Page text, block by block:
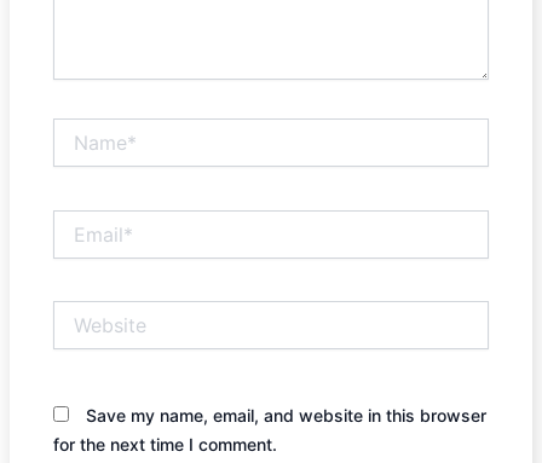
Save my name, email, and website in this browser
for the next time I comment.